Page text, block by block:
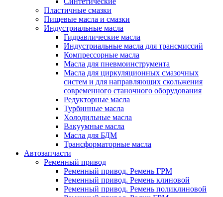
Пластичные смазки
Пищевые масла и смазки
Индустриальные масла
Гидравлические масла
Индустриальные масла для трансмиссий
Компрессорные масла
Масла для пневмоинструмента
Масла для циркуляционных смазочных
систем и для направляющих скольжения
современного станочного оборудования
Редукторные масла
Турбинные масла
Холодильные масла
Вакуумные масла
Масла для БДМ
Трансформаторные масла
Автозапчасти
Ременный привод
Ременный привод. Ремень ГРМ
Ременный привод. Ремень клиновой
Ременный привод. Ремень поликлиновой